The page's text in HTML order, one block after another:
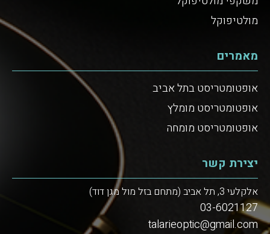
מולטיפוקל
מאמרים
אופטומטריסט בתל אביב
אופטומטריסט מומלץ
אופטומטריסט מומחה
יצירת קשר
אלקלעי 3, תל אביב (מתחם בזל מול מגן דוד)
03-6021127
talarieoptic@gmail.com